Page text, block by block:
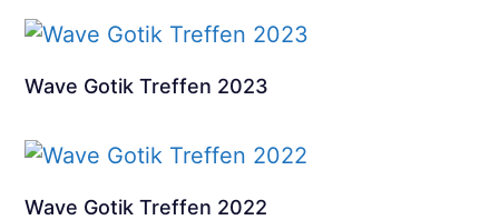
Wave Gotik Treffen 2023
Wave Gotik Treffen 2022